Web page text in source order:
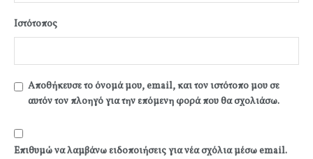
Ιστότοπος
Αποθήκευσε το όνομά μου, email, και τον ιστότοπο μου σε
αυτόν τον πλοηγό για την επόμενη φορά που θα σχολιάσω.
Επιθυμώ να λαμβάνω ειδοποιήσεις για νέα σχόλια μέσω email.